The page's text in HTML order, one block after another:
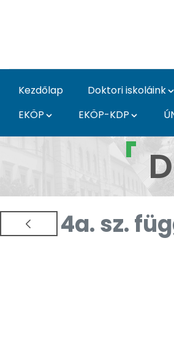
Kezdőlap Doktori iskoláink
EKÖP
EKÖP-KDP
4a. sz.